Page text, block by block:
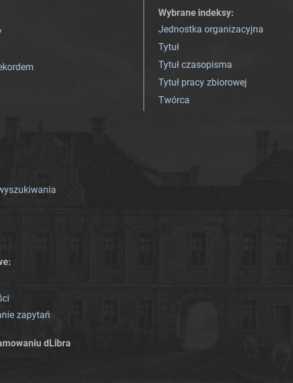
Wybrane indeksy:
Jednostka organizacyjna
Tytuł
Tytuł czasopisma
Tytuł pracy zbiorowej
Twórca
zapytań
dLibra